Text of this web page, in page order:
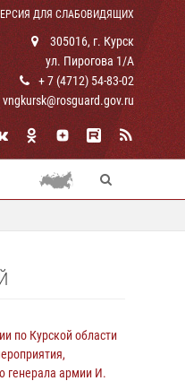
ДЛЯ СЛАБОВИДЯЩИХ
305016, г. Курск
ул. Пирогова 1/А
+ 7 (4712) 54-83-02
vngkursk@rosguard.gov.ru
по Курской области
генерала армии И.